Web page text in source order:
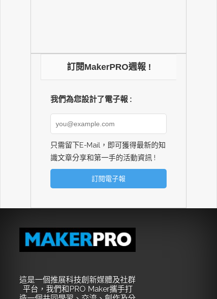
訂閱MakerPRO週報 !
我們為您設計了電子報 :
只需留下E-Mail，即可獲得最新的知
識文章分享和第一手的活動資訊 !
這是一個推展科技創新媒體及社群
平台，我們和PRO Maker攜手打